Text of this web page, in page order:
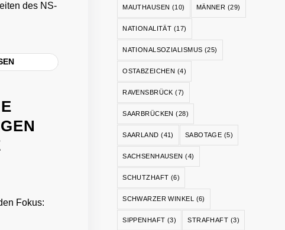
des NS-
Fokus:
MAUTHAUSEN (10) MÄNNER (29)
NATIONALITÄT (17)
NATIONALSOZIALISMUS (25)
OSTABZEICHEN (4)
RAVENSBRÜCK (7)
SAARBRÜCKEN (28)
SAARLAND (41) SABOTAGE (5)
SACHSENHAUSEN (4)
SCHUTZHAFT (6)
SCHWARZER WINKEL (6)
SIPPENHAFT (3) STRAFHAFT (3)